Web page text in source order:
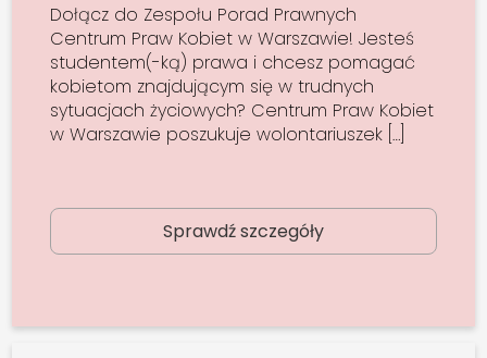
Dołącz do Zespołu Porad Prawnych
Centrum Praw Kobiet w Warszawie! Jesteś
studentem(-ką) prawa i chcesz pomagać
kobietom znajdującym się w trudnych
sytuacjach życiowych? Centrum Praw Kobiet
w Warszawie poszukuje wolontariuszek […]
Sprawdź szczegóły